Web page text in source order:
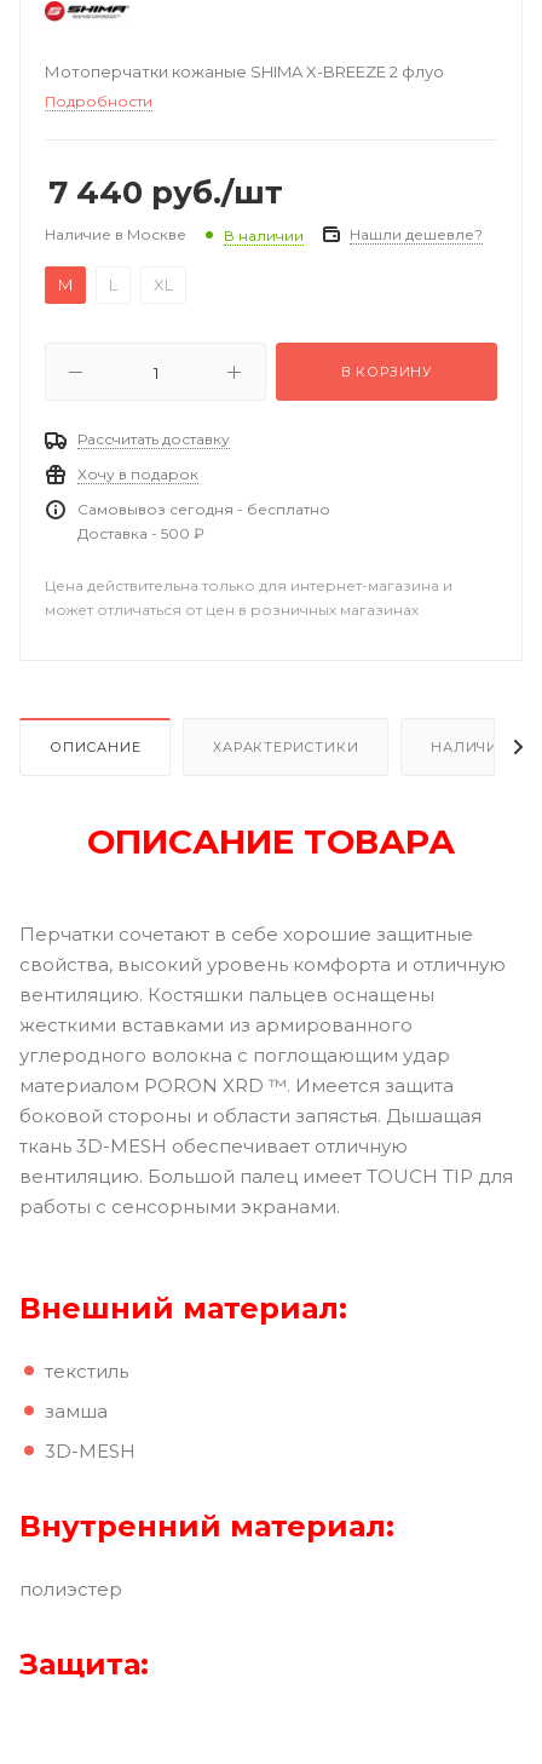
Мотоперчатки кожаные SHIMA X-BREEZE 2 флуо
Подробности
7 440 руб./шт
Наличие в Москве В наличии Нашли дешевле?
M L XL
В КОРЗИНУ
Рассчитать доставку
Хочу в подарок
Самовывоз сегодня - бесплатно
Доставка - 500 ₽
Цена действительна только для интернет-магазина и
может отличаться от цен в розничных магазинах
ОПИСАНИЕ ХАРАКТЕРИСТИКИ НАЛИЧИЕ
ОПИСАНИЕ ТОВАРА
Перчатки сочетают в себе хорошие защитные
свойства, высокий уровень комфорта и отличную
вентиляцию. Костяшки пальцев оснащены
жесткими вставками из армированного
углеродного волокна с поглощающим удар
материалом PORON XRD ™. Имеется защита
боковой стороны и области запястья. Дышащая
ткань 3D-MESH обеспечивает отличную
вентиляцию. Большой палец имеет TOUCH TIP для
работы с сенсорными экранами.
Внешний материал:
текстиль
замша
3D-MESH
Внутренний материал:
полиэстер
Защита: